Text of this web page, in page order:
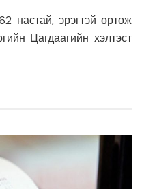
настай, эрэгтэй өртөж
Цагдаагийн хэлтэст